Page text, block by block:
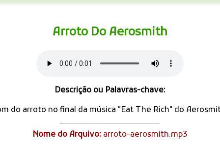
Arroto Do Aerosmith
Descrição ou Palavras-chave:
do arroto no final da música "Eat The Rich" do
Nome do Arquivo: arroto-aerosmith.mp3